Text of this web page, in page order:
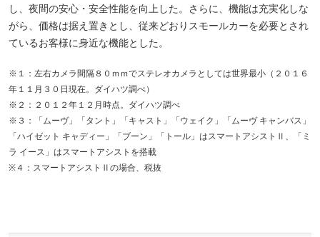
し、夜間の安心・安全性能を向上した。さらに、機能は充実化しな
がら、価格は据え置きとし、従来どおりスモールカーを必要とされ
ているお客様に身近な機能とした。
※１：左右カメラ間隔８０ｍｍでステレオカメラとしては世界最小（２０１６
年１１月３０日現在。ダイハツ調べ）
※２：２０１２年１２月時点。ダイハツ調べ
※３：「ムーヴ」「タント」「キャスト」「ウェイク」「ムーヴ キャンバス」
「ハイゼット キャディー」「ブーン」「トール」はスマートアシストⅡ、「ミ
ラ イース」はスマートアシストを搭載
※４：スマートアシストⅡの場合、税抜